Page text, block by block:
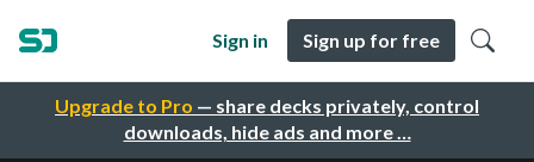
Upgrade to Pro — share decks privately, control
downloads, hide ads and more …
Sign in Sign up for free